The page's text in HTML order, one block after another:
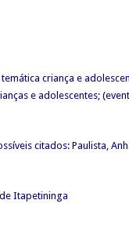
criança e
e adolescentes;
citados: Paulista,
Itapetininga